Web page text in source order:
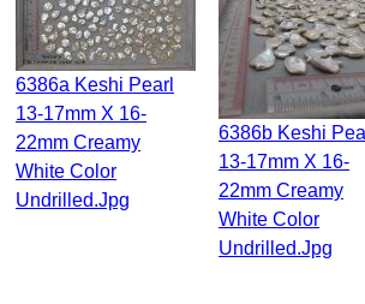
6386a Keshi Pearl
13-17mm X 16-
22mm Creamy
White Color
Undrilled.jpg
6386b Keshi Pearl
13-17mm X 16-
22mm Creamy
White Color
Undrilled.jpg